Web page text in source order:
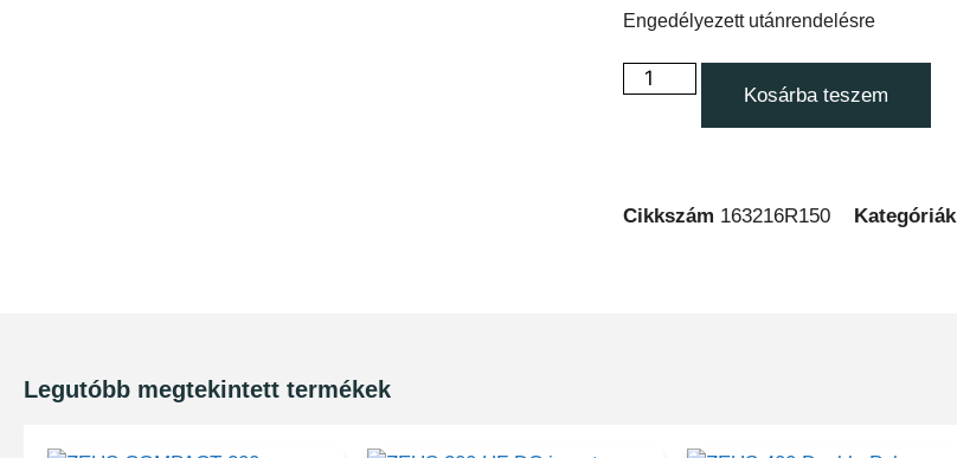
Engedélyezett utánrendelésre
Kosárba teszem
Cikkszám 163216R150 Kategóriák
Legutóbb megtekintett termékek